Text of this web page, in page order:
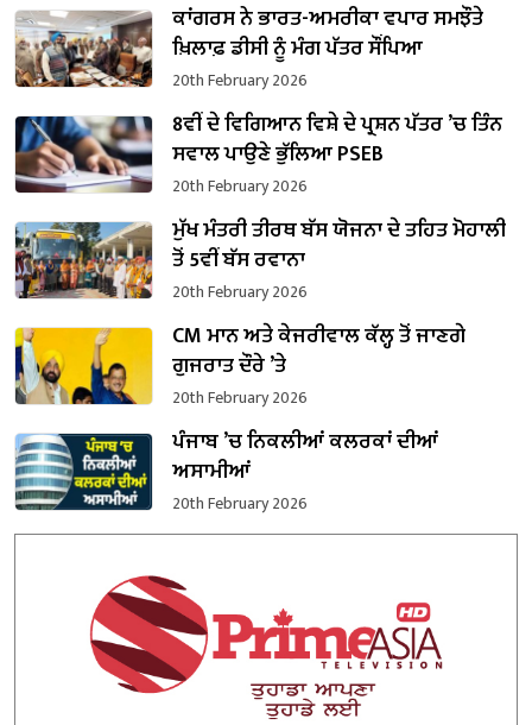
ਕਾਂਗਰਸ ਨੇ ਭਾਰਤ-ਅਮਰੀਕਾ ਵਪਾਰ ਸਮਝੌਤੇ
ਖ਼ਿਲਾਫ਼ ਡੀਸੀ ਨੂੰ ਮੰਗ ਪੱਤਰ ਸੌਂਪਿਆ
20th February 2026
8ਵੀਂ ਦੇ ਵਿਗਿਆਨ ਵਿਸ਼ੇ ਦੇ ਪ੍ਰਸ਼ਨ ਪੱਤਰ ’ਚ ਤਿੰਨ
ਸਵਾਲ ਪਾਉਣੇ ਭੁੱਲਿਆ PSEB
20th February 2026
ਮੁੱਖ ਮੰਤਰੀ ਤੀਰਥ ਬੱਸ ਯੋਜਨਾ ਦੇ ਤਹਿਤ ਮੋਹਾਲੀ
ਤੋਂ 5ਵੀਂ ਬੱਸ ਰਵਾਨਾ
20th February 2026
CM ਮਾਨ ਅਤੇ ਕੇਜਰੀਵਾਲ ਕੱਲ੍ਹ ਤੋਂ ਜਾਣਗੇ
ਗੁਜਰਾਤ ਦੌਰੇ ’ਤੇ
20th February 2026
ਪੰਜਾਬ ’ਚ ਨਿਕਲੀਆਂ ਕਲਰਕਾਂ ਦੀਆਂ
ਅਸਾਮੀਆਂ
20th February 2026